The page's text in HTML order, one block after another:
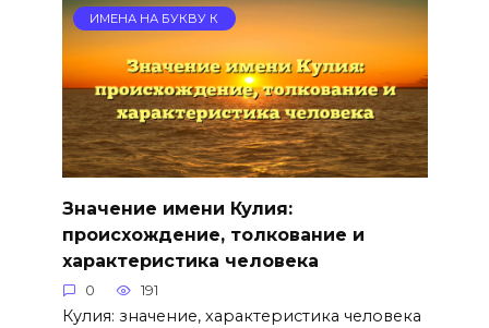
ИМЕНА НА БУКВУ К
Значение имени Кулия:
происхождение, толкование и
характеристика человека
0 191
Кулия: значение, характеристика человека